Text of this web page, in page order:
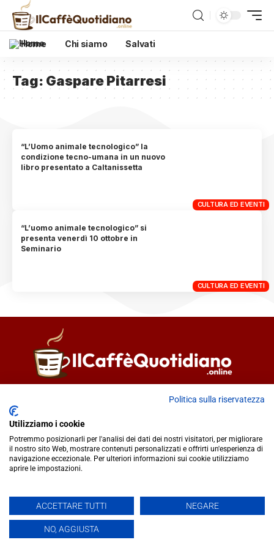
Home Chi siamo Salvati
Tag: Gaspare Pitarresi
CULTURA ED EVENTI
“L’Uomo animale tecnologico” la
condizione tecno-umana in un nuovo
libro presentato a Caltanissetta
CULTURA ED EVENTI
“L’uomo animale tecnologico” si
presenta venerdì 10 ottobre in
Seminario
Fiorella Falci
redazione@ilcaffequotidiano.online
C.F. 92076900858
Chi siamo
IlCaffèQuotidiano.online è una testata giornalistica registrata
presso il Tribunale di Caltanissetta n.02/2024 del 17/07/2024 |
Realizzato da
Politica sulla riservatezza
Utilizziamo i cookie
Potremmo posizionarli per l'analisi dei dati dei nostri visitatori, per migliorare
il nostro sito Web, mostrare contenuti personalizzati e offrirti un'esperienza di
navigazione eccezionale. Per ulteriori informazioni sui cookie utilizziamo
aprire le impostazioni.
ACCETTARE TUTTI NEGARE
NO, AGGIUSTA